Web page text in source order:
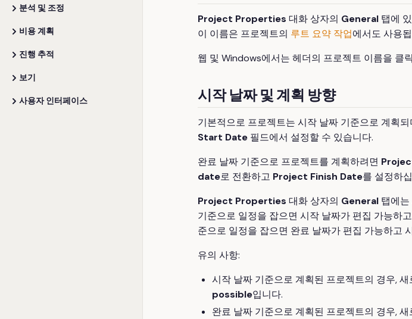
분석 및 조정
비용 계획
진행 추적
보기
사용자 인터페이스
Project Properties 대화 상자의 General 탭에
이 이름은 프로젝트의 루트 요약 작업에서도 사용
웹 및 Windows에서는 헤더의 프로젝트 이름을 클
시작 날짜 및 계획 방향
기본적으로 프로젝트는 시작 날짜 기준으로 계획되
Start Date 필드에서 설정할 수 있습니다.
완료 날짜 기준으로 프로젝트를 계획하려면
date로 전환하고 Project Finish Date를 설정하
Project Properties 대화 상자의 General 탭에
기준으로 일정을 잡으면 시작 날짜가 편집 가능하
준으로 일정을 잡으면 완료 날짜가 편집 가능하고
유의 사항:
시작 날짜 기준으로 계획된 프로젝트의 경우,
possible입니다.
완료 날짜 기준으로 계획된 프로젝트의 경우,